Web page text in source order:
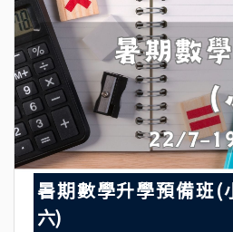
暑期數學升學預備班(
六)